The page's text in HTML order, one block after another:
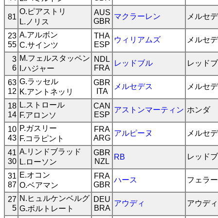
81
O.ピアストリ
L.ノリス
AUS
GBR
マクラーレン メルセ
23
55
A.アルボン
C.サインツ
THA
ESP
ウィリアムズ メルセ
3
6
M.フェルスタッペン
I.ハジャー
NDL
FRA
レッドブル レッド
63
12
G.ラッセル
K.アントネッリ
GBR
ITA
メルセデス メルセ
18
14
L.ストロール
F.アロンソ
CAN
ESP
アストンマーティン ホンダ
10
43
P.ガスリー
F.コラピント
FRA
ARG
アルピーヌ メルセ
41
30
A.リンドブラッド
L.ローソン
GBR
NZL
RB レッド
31
87
E.オコン
O.ベアマン
FRA
GBR
ハース フェラ
27
5
N.ヒュルケンベルグ
G.ボルトレート
DEU
BRA
アウディ アウディ